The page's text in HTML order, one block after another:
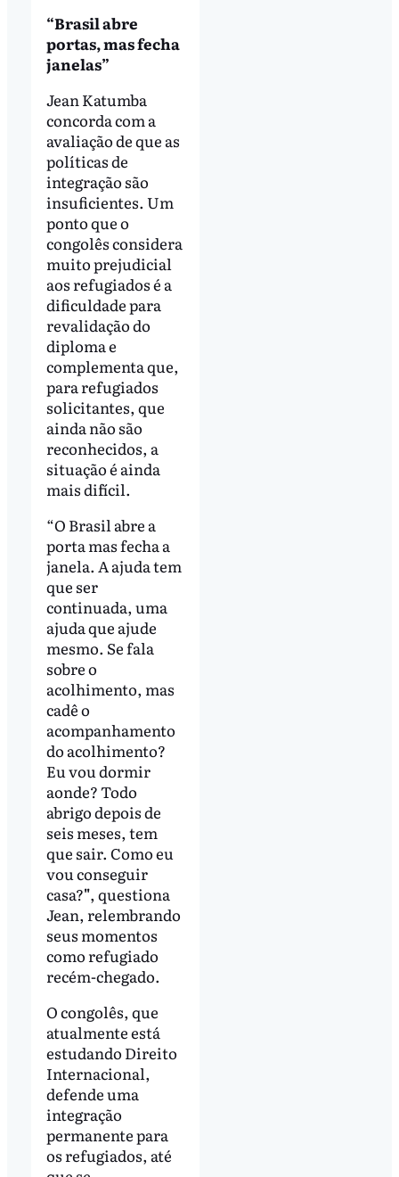
“Brasil abre
portas, mas fecha
janelas”
Jean Katumba
concorda com a
avaliação de que as
políticas de
integração são
insuficientes. Um
ponto que o
congolês considera
muito prejudicial
aos refugiados é a
dificuldade para
revalidação do
diploma e
complementa que,
para refugiados
solicitantes, que
ainda não são
reconhecidos, a
situação é ainda
mais difícil.
“O Brasil abre a
porta mas fecha a
janela. A ajuda tem
que ser
continuada, uma
ajuda que ajude
mesmo. Se fala
sobre o
acolhimento, mas
cadê o
acompanhamento
do acolhimento?
Eu vou dormir
aonde? Todo
abrigo depois de
seis meses, tem
que sair. Como eu
vou conseguir
casa?", questiona
Jean, relembrando
seus momentos
como refugiado
recém-chegado.
O congolês, que
atualmente está
estudando Direito
Internacional,
defende uma
integração
permanente para
os refugiados, até